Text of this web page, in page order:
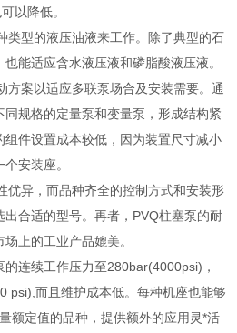
以降低。
类型的液压油液来工作。除了典型的石
能适应含水液压液和磷脂酸液压液。
方案以适应多联泵场合及安装需要。通
规格的定量泵和变量泵，形成结构紧
件设置成本较低，因为装置尺寸减小
安装座。
优异，而品种齐全的控制方式和安装形
合适的型号。再者，PVQ柱塞泵的耐
上的工业产品媲美。
连续工作压力至280bar(4000psi)，
psi),而且维护成本低。每种机座也能够
额定值的品种，提供额外的应用灵*活